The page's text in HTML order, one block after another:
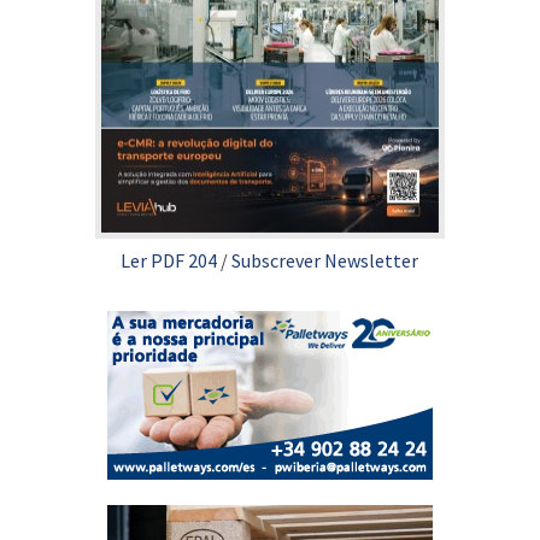
Ler PDF 204 /Subscrever Newsletter